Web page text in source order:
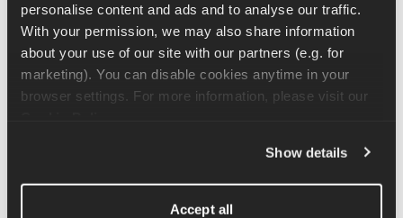
personalise content and ads and to analyse our traffic.
With your permission, we may also share information
about your use of our site with our partners (e.g. for
marketing). You can disable cookies anytime in your
Show details
Accept all
I suoi primi anni di carriera sono stati un po' difficili a causa di
infortuni e del recupero da un disturbo alimentare. Ma con
pazienza e tenacia, ha ritrovato la forza e la fiducia in se stessa.
"La gente rende il successo troppo complicato", dice. Non è